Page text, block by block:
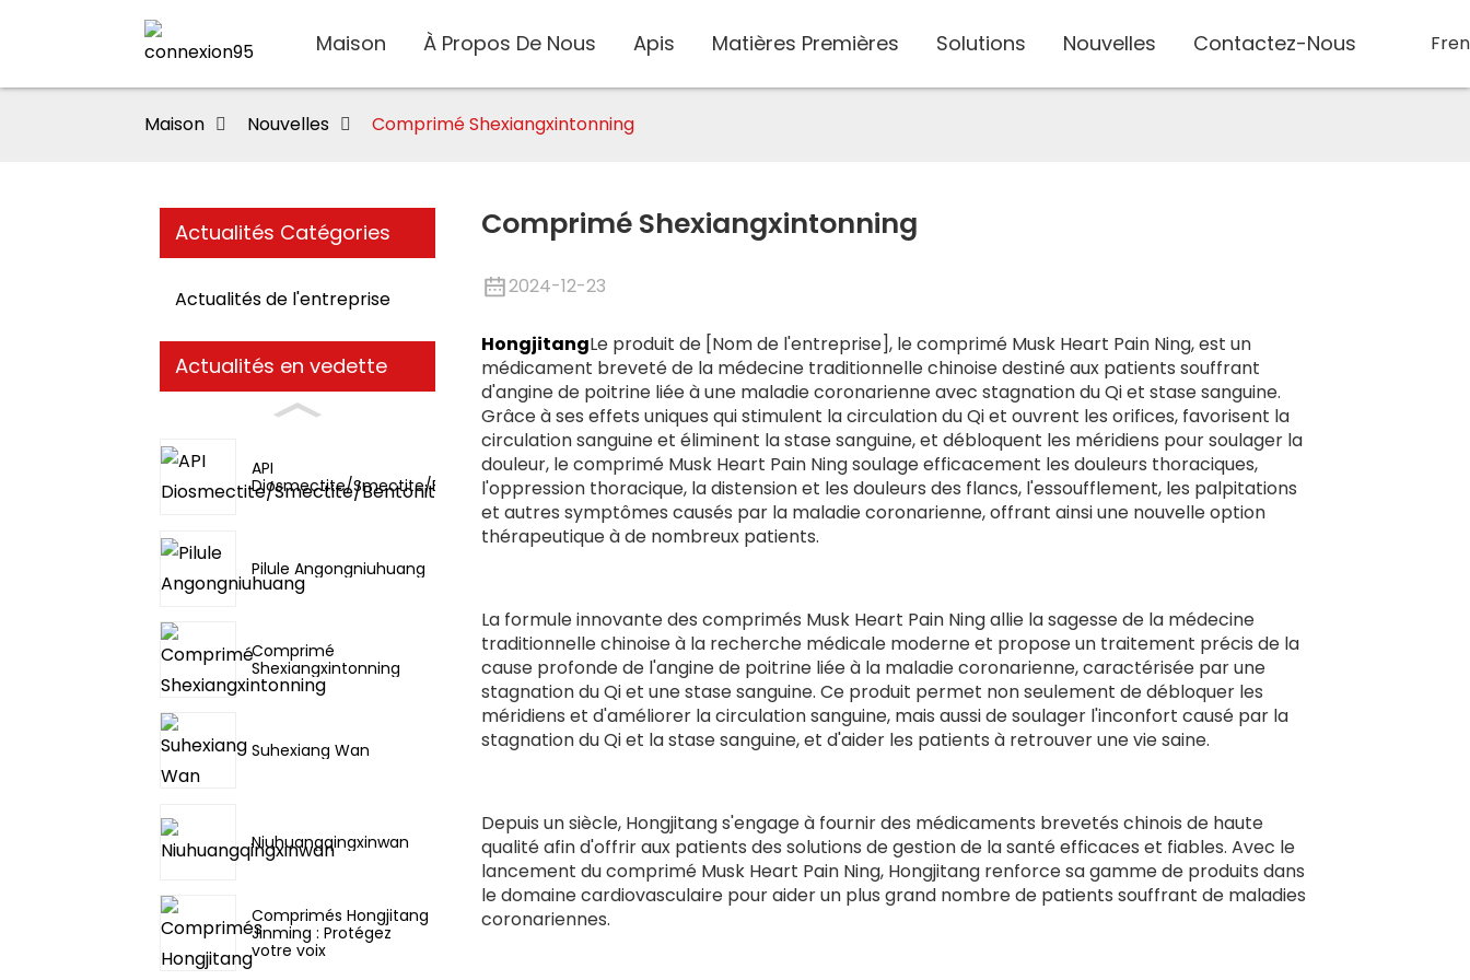
Maison À Propos De Nous Apis Matières Premières Solutions Nouvelles Contactez-Nous
Maison Nouvelles Comprimé Shexiangxintonning
Actualités Catégories
Actualités de l'entreprise
Actualités en vedette
API
Diosmectite/Smectite/Bentonite/Montmorillonite
Pilule Angongniuhuang
Comprimé
Shexiangxintonning
Suhexiang Wan
Niuhuangqingxinwan
Comprimés Hongjitang
Jinming : Protégez
votre voix
Comprimé Shexiangxintonning
2024-12-23
HongjitangLe produit de [Nom de l'entreprise], le comprimé Musk Heart Pain Ning, est un
médicament breveté de la médecine traditionnelle chinoise destiné aux patients souffrant
d'angine de poitrine liée à une maladie coronarienne avec stagnation du Qi et stase sanguine.
Grâce à ses effets uniques qui stimulent la circulation du Qi et ouvrent les orifices, favorisent la
circulation sanguine et éliminent la stase sanguine, et débloquent les méridiens pour soulager la
douleur, le comprimé Musk Heart Pain Ning soulage efficacement les douleurs thoraciques,
l'oppression thoracique, la distension et les douleurs des flancs, l'essoufflement, les palpitations
et autres symptômes causés par la maladie coronarienne, offrant ainsi une nouvelle option
thérapeutique à de nombreux patients.
La formule innovante des comprimés Musk Heart Pain Ning allie la sagesse de la médecine
traditionnelle chinoise à la recherche médicale moderne et propose un traitement précis de la
cause profonde de l'angine de poitrine liée à la maladie coronarienne, caractérisée par une
stagnation du Qi et une stase sanguine. Ce produit permet non seulement de débloquer les
méridiens et d'améliorer la circulation sanguine, mais aussi de soulager l'inconfort causé par la
stagnation du Qi et la stase sanguine, et d'aider les patients à retrouver une vie saine.
Depuis un siècle, Hongjitang s'engage à fournir des médicaments brevetés chinois de haute
qualité afin d'offrir aux patients des solutions de gestion de la santé efficaces et fiables. Avec le
lancement du comprimé Musk Heart Pain Ning, Hongjitang renforce sa gamme de produits dans
le domaine cardiovasculaire pour aider un plus grand nombre de patients souffrant de maladies
coronariennes.